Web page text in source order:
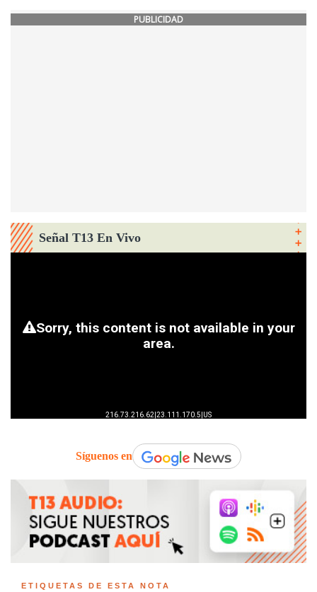
PUBLICIDAD
Señal T13 En Vivo
Síguenos en
ETIQUETAS DE ESTA NOTA